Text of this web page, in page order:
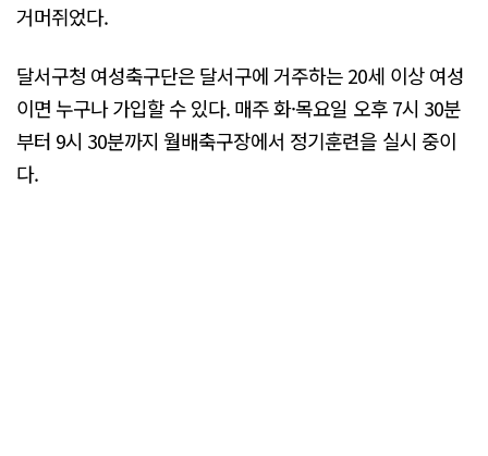
거머쥐었다.
달서구청 여성축구단은 달서구에 거주하는 20세 이상 여성
이면 누구나 가입할 수 있다. 매주 화·목요일 오후 7시 30분
부터 9시 30분까지 월배축구장에서 정기훈련을 실시 중이
다.